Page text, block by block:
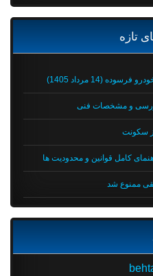
تازه
مرداد 1405)
کامل قوانین و محدودیت ها
شد